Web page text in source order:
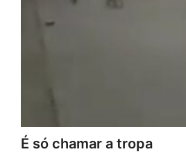
É só chamar a tropa